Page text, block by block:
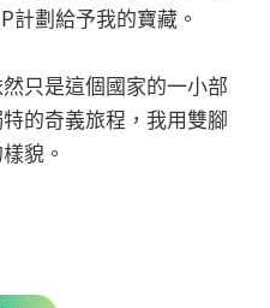
計劃給予我的寶藏。
只是這個國家的一小部
的奇義旅程，我用雙腳
貌。